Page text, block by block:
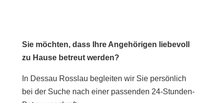
Sie möchten, dass Ihre Angehörigen liebevoll
zu Hause betreut werden?
In Dessau Rosslau begleiten wir Sie persönlich
bei der Suche nach einer passenden 24-Stunden-